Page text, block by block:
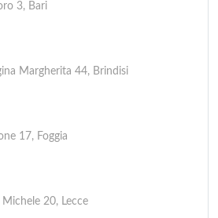
3, Bari
Margherita 44, Brindisi
17, Foggia
20, Lecce